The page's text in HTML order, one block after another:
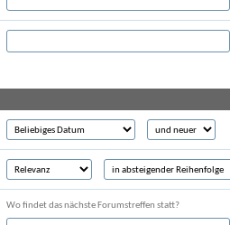
Wo findet das nächste Forumstreffen statt?